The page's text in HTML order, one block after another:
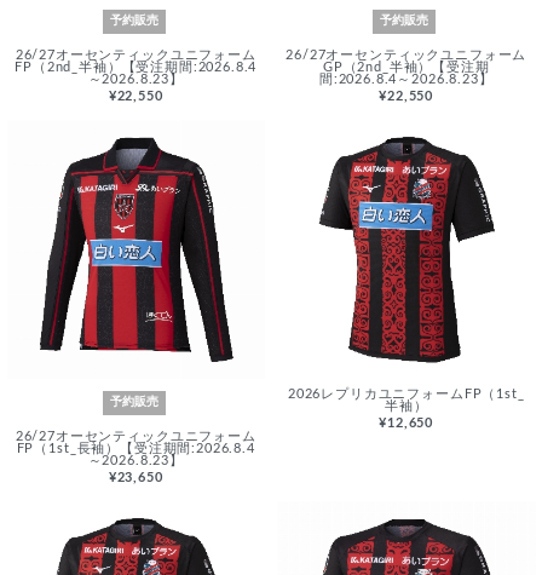
予約販売
26/27オーセンティックユニフォーム
FP（2nd_半袖）【受注期間:2026.8.4
～2026.8.23】
¥22,550
予約販売
26/27オーセンティックユニフォーム
GP（2nd_半袖）【受注期
間:2026.8.4～2026.8.23】
¥22,550
予約販売
26/27オーセンティックユニフォーム
FP（1st_長袖）【受注期間:2026.8.4
～2026.8.23】
¥23,650
2026レプリカユニフォームFP（1st_
半袖）
¥12,650